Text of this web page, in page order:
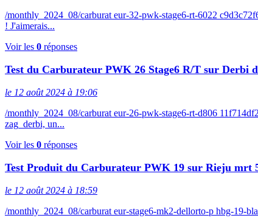
/monthly_2024_08/carburat eur-32-pwk-stage6-rt-6022
! J'aimerais...
Voir les 0 réponses
Test du Carburateur PWK 26 Stage6 R/T sur Derbi
le 12 août 2024 à 19:06
/monthly_2024_08/carburat eur-26-pwk-stage6-rt-d806
zag_derbi, un...
Voir les 0 réponses
Test Produit du Carburateur PWK 19 sur Rieju mrt
le 12 août 2024 à 18:59
/monthly_2024_08/carburat eur-stage6-mk2-dellorto-p hbg-19-